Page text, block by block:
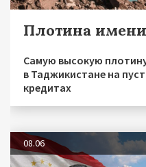
Плотина
Самую высокую
в Таджикистане на
кредитах
08.06